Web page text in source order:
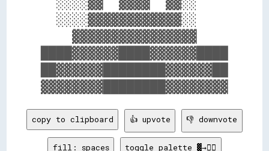
  ░░░░▓▓▓▓▓▓▓▓▓▓▓▓░░
    ▓▓▓▓▓▓▓▓▓▓▓▓▓▓▓▓
████▓▓▓▓▓▓████▓▓▓▓▓▓████
██▓▓▓▓▓▓████████▓▓▓▓▓▓██
copy to clipboard 👍 upvote 👎 downvote
fill: spaces toggle palette ▓→✊🏽